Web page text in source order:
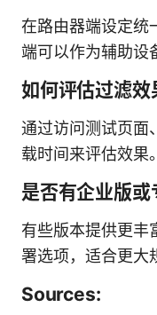
在路由器端设定统
端可以作为辅助设
如何评估过滤效
通过访问测试页面
载时间来评估效果。
是否有企业版或
有些版本提供更丰
署选项，适合更大
Sources: